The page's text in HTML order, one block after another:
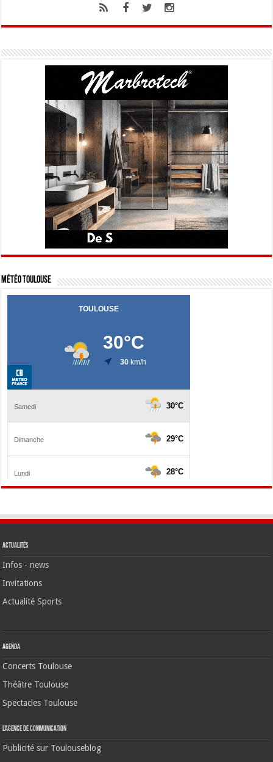
Météo Toulouse
Actualités
Infos - news
Invitations
Actualité Sports
Agenda
Concerts Toulouse
Théâtre Toulouse
Spectacles Toulouse
L’agence de communication
Publicité sur Toulouseblog